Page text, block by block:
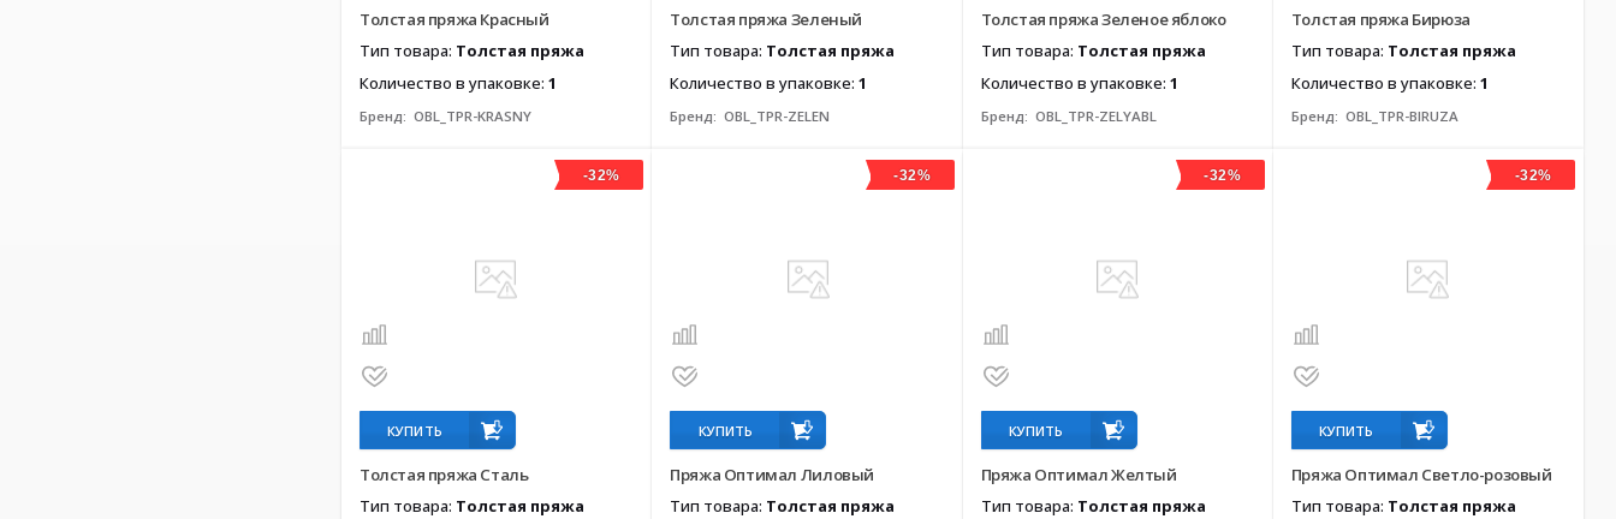
Толстая пряжа Красный
Тип товара: Толстая пряжа
Количество в упаковке: 1
Бренд: OBL_TPR-KRASNY
Толстая пряжа Зеленый
Тип товара: Толстая пряжа
Количество в упаковке:1
Бренд: OBL_TPR-ZELEN
Толстая пряжа Зеленое яблоко
Тип товара: Толстая пряжа
Количество в упаковке: 1
Бренд: OBL_TPR-ZELYABL
Толстая пряжа Бирюза
Тип товара: Толстая пряжа
Количество в упаковке: 1
Бренд: OBL_TPR-BIRUZA
-32%
КУПИТЬ
Толстая пряжа Сталь
Тип товара: Толстая пряжа
-32%
КУПИТЬ
Пряжа Оптимал Лиловый
Тип товара: Толстая пряжа
-32%
КУПИТЬ
Пряжа Оптимал Желтый
Тип товара: Толстая пряжа
-32%
КУПИТЬ
Пряжа Оптимал Светло-розовый
Тип товара: Толстая пряжа